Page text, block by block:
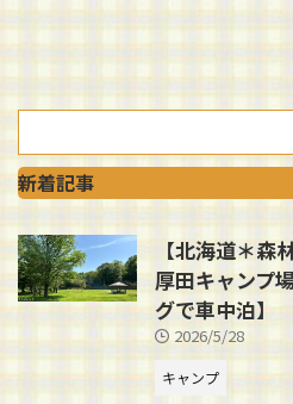
新着記事
【北海道＊森
厚田キャンプ
グで車中泊】
2026/5/28
キャンプ